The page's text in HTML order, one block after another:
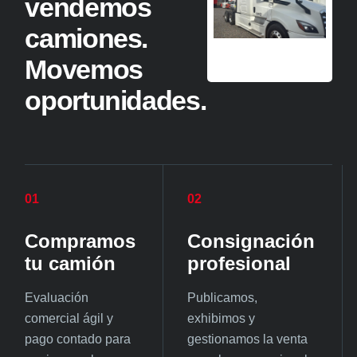
vendemos
camiones.
Movemos
oportunidades.
01
Compramos
tu camión
Evaluación
comercial ágil y
pago contado para
02
Consignación
profesional
Publicamos,
exhibimos y
gestionamos la venta